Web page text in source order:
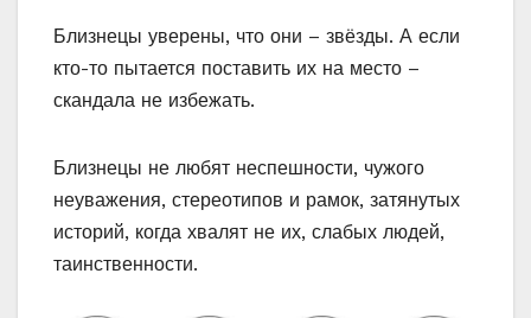
Близнецы уверены, что они – звёзды. А если
кто-то пытается поставить их на место –
скандала не избежать.
Близнецы не любят неспешности, чужого
неуважения, стереотипов и рамок, затянутых
историй, когда хвалят не их, слабых людей,
таинственности.